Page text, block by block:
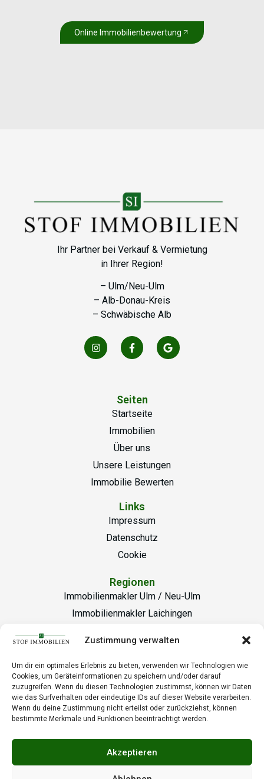
Zustimmung verwalten
Um dir ein optimales Erlebnis zu bieten, verwenden wir Technologien wie
Cookies, um Geräteinformationen zu speichern und/oder darauf
zuzugreifen. Wenn du diesen Technologien zustimmst, können wir Daten
wie das Surfverhalten oder eindeutige IDs auf dieser Website verarbeiten.
Wenn du deine Zustimmung nicht erteilst oder zurückziehst, können
bestimmte Merkmale und Funktionen beeinträchtigt werden.
Akzeptieren
Online Immobilienbewertung
Ihr Partner bei Verkauf & Vermietung
in Ihrer Region!
– Ulm/Neu-Ulm
– Alb-Donau-Kreis
– Schwäbische Alb
Seiten
Startseite
Immobilien
Über uns
Unsere Leistungen
Immobilie Bewerten
Links
Impressum
Datenschutz
Cookie
Regionen
Immobilienmakler Ulm / Neu-Ulm
Immobilienmakler Laichingen
Büro Laichingen
info@stof-immobilien.de
+49 7333 20 12 00-0
Büro Ulm
info@stof-immobilien.de
+49 731 79 06 030-0